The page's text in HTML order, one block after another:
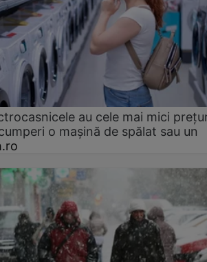
au cele mai mici
o mașină de spălat sau un